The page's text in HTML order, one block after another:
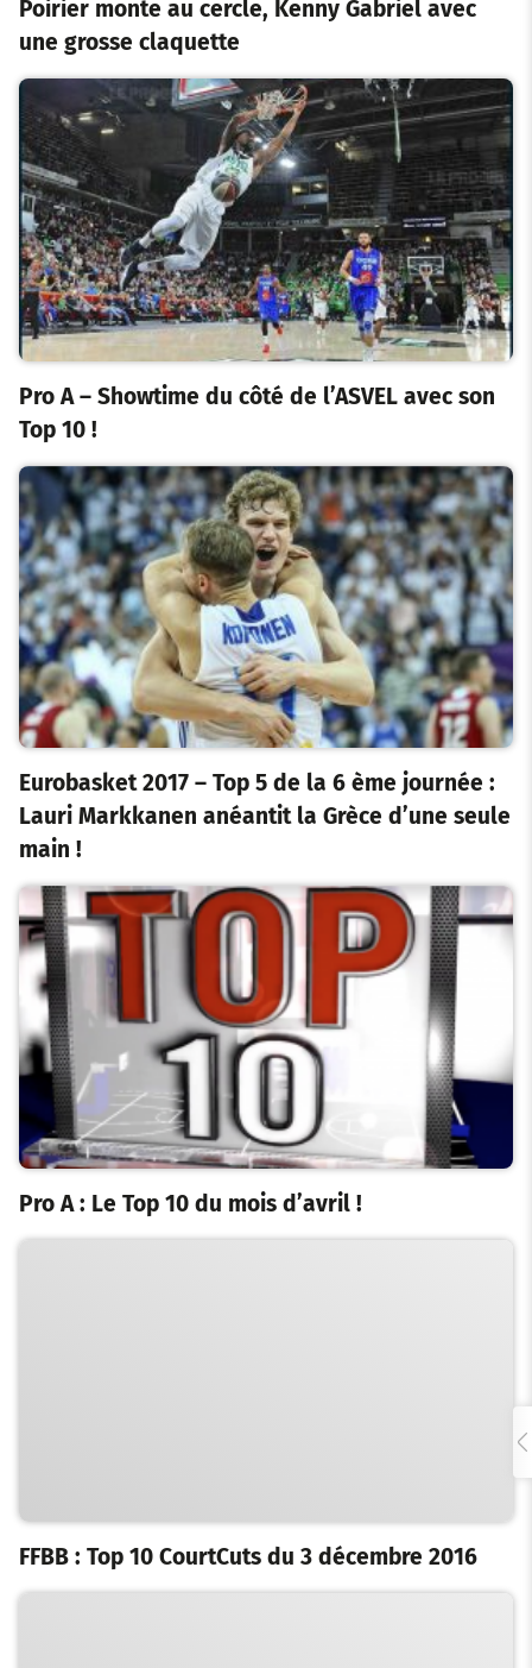
Poirier monte au cercle, Kenny Gabriel avec
une grosse claquette
Pro A – Showtime du côté de l’ASVEL avec son
Top 10 !
Eurobasket 2017 – Top 5 de la 6 ème journée :
Lauri Markkanen anéantit la Grèce d’une seule
main !
Pro A : Le Top 10 du mois d’avril !
FFBB : Top 10 CourtCuts du 3 décembre 2016